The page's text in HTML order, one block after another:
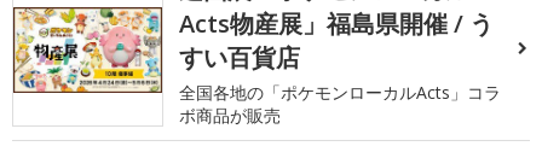
Acts物産展」福島県開催 / う
すい百貨店
全国各地の「ポケモンローカルActs」コラ
ボ商品が販売